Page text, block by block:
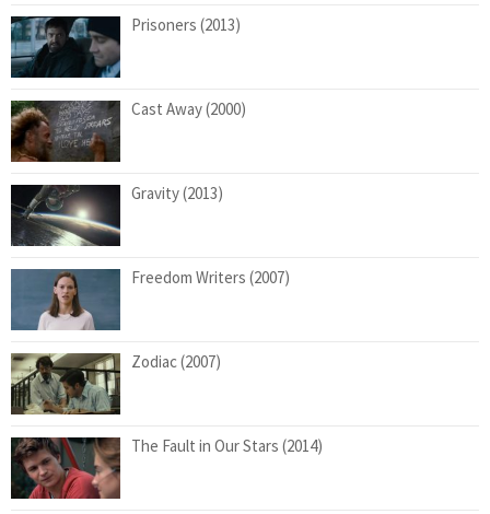
Prisoners (2013)
Cast Away (2000)
Gravity (2013)
Freedom Writers (2007)
Zodiac (2007)
The Fault in Our Stars (2014)